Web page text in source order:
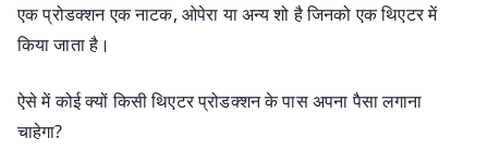
एक प्रोडक्शन एक नाटक, ओपेरा या अन्य शो है जिनको एक थिएटर में
किया जाता है।
ऐसे में कोई क्यों किसी थिएटर प्रोडक्शन के पास अपना पैसा लगाना
चाहेगा?